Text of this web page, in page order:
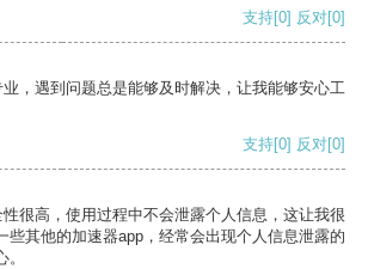
支持[0] 反对[0]
，遇到问题总是能够及时解决，让我能够安心工
支持[0] 反对[0]
很高，使用过程中不会泄露个人信息，这让我很
些其他的加速器app，经常会出现个人信息泄露的